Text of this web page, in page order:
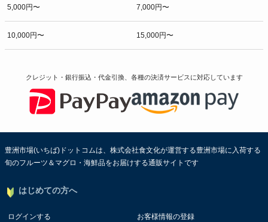
5,000円〜 7,000円〜
10,000円〜 15,000円〜
クレジット・銀行振込・代金引換、各種の決済サービスに対応しています
豊洲市場(いちば)ドットコムは、株式会社食文化が運営する豊洲市場に入荷する
旬のフルーツ＆マグロ・海鮮品をお届けする通販サイトです
はじめての方へ
ログインする お客様情報の登録